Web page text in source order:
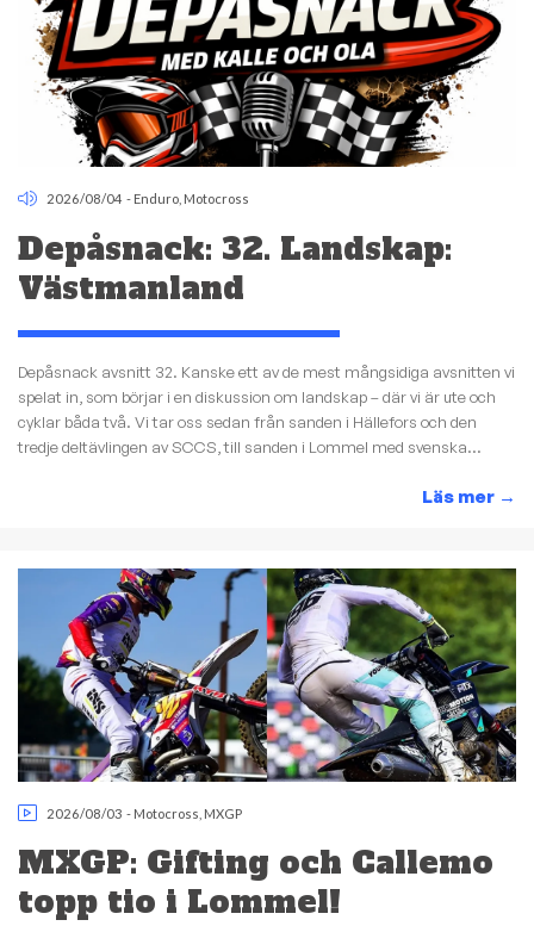
2026/08/04 - Enduro Motocross
Depåsnack: 32. Landskap:
Västmanland
Depåsnack avsnitt 32. Kanske ett av de mest mångsidiga avsnitten vi
spelat in, som börjar i en diskussion om landskap – där vi är ute och
cyklar båda två. Vi tar oss sedan från sanden i Hällefors och den
tredje deltävlingen av SCCS, till sanden i Lommel med svenska...
Läs mer →
2026/08/03 - Motocross MXGP
MXGP: Gifting och Callemo
topp tio i Lommel!